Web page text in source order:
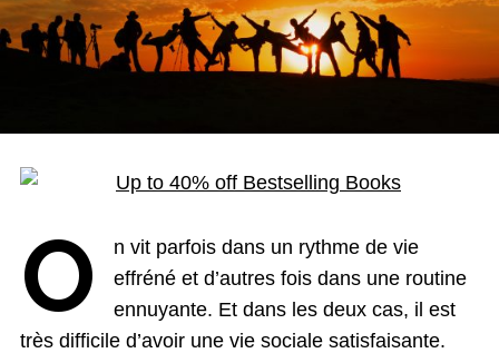
O
n vit parfois dans un rythme de vie
effréné et d’autres​ fois dans une routine
ennuyante. Et dans les deux cas, il est
très difficile d’avoir une vie sociale satisfaisante.